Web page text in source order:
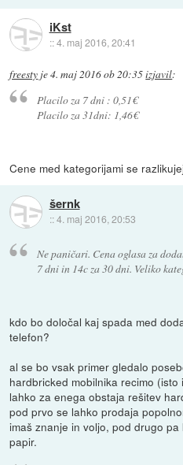
iKst
::4. maj 2016, 20:41
freesty je4. maj 2016 ob 20:35izjavil:
Placilo za 7 dni : 0,51€
Placilo za 31dni: 1,46€
Cene med kategorijami se
šernk
::4. maj 2016, 20:53
Ne paničari. Cena oglasa za
7 dni in 14c za 30 dni. Veliko
kdo bo določal kaj spada med
telefon?
al se bo vsak primer gledalo
hardbricked mobilnika recimo
lahko za enega obstaja rešitev
pod prvo se lahko prodaja
imaš znanje in voljo, pod drugo
papir.